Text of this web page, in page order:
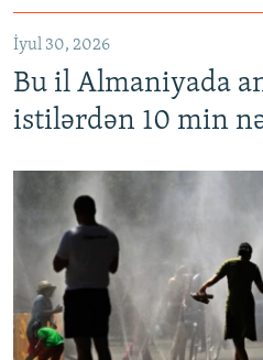
İyul 30, 2026
Bu il Almaniyada
istilərdən 10 min